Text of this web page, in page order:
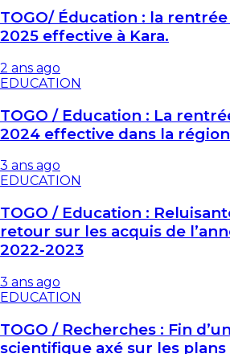
TOGO/ Éducation : la
2025 effective à Kara.
2 ans ago
EDUCATION
TOGO / Education : La
2024 effective dans la
3 ans ago
EDUCATION
TOGO / Education :
retour sur les acquis de
2022-2023
3 ans ago
EDUCATION
TOGO / Recherches : Fin
scientifique axé sur les